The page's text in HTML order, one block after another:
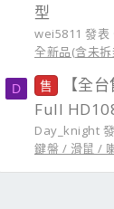
型
wei5811 發表
全新品(含未
D 售
【全
Full
Day_knight
鍵盤 / 滑鼠 /